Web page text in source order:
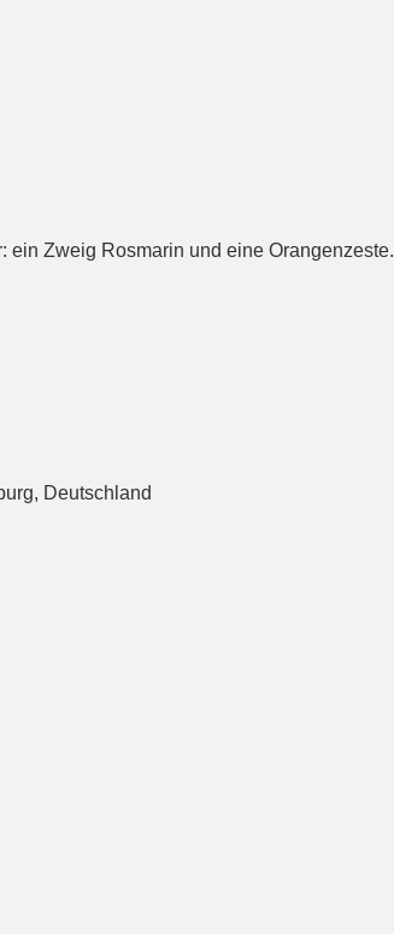
ein Zweig Rosmarin und eine Orangenzeste.
Deutschland